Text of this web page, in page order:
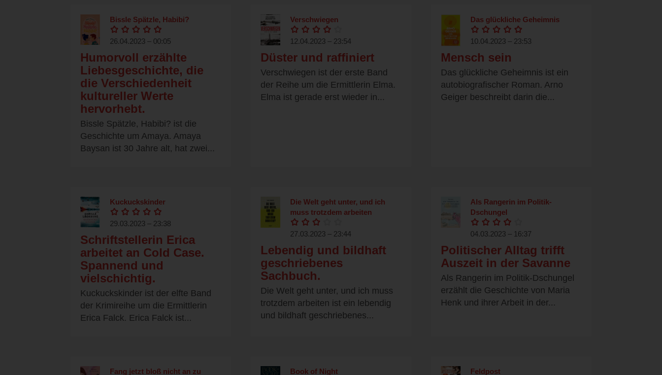
Bissle Spätzle, Habibi?
26.04.2023 – 00:05
Humorvoll erzählte
Liebesgeschichte, die
die Verschiedenheit
kultureller Werte
hervorhebt.
Bissle Spätzle, Habibi? ist die
Geschichte um Amaya. Amaya
Baysan ist 30 Jahre alt, hat zwei...
Verschwiegen
12.04.2023 – 23:54
Düster und raffiniert
Verschwiegen ist der erste Band
der Reihe um die Ermittlerin Elma.
Elma ist gerade erst wieder in...
Das glückliche Geheimnis
10.04.2023 – 23:53
Mensch sein
Das glückliche Geheimnis ist ein
autobiografischer Roman. Arno
Geiger beschreibt darin die...
Kuckuckskinder
29.03.2023 – 23:38
Schriftstellerin Erica
arbeitet an Cold Case.
Spannend und
vielschichtig.
Kuckuckskinder ist der elfte Band
der Krimireihe um die Ermittlerin
Erica Falck. Erica Falck ist...
Die Welt geht unter, und ich
muss trotzdem arbeiten
27.03.2023 – 23:44
Lebendig und bildhaft
geschriebenes
Sachbuch.
Die Welt geht unter, und ich muss
trotzdem arbeiten ist ein lebendig
und bildhaft geschriebenes...
Als Rangerin im Politik-
Dschungel
04.03.2023 – 16:37
Politischer Alltag trifft
Auszeit in der Savanne
Als Rangerin im Politik-Dschungel
erzählt die Geschichte von Maria
Henk und ihrer Arbeit in der...
Fang jetzt bloß nicht an zu Book of Night Feldpost